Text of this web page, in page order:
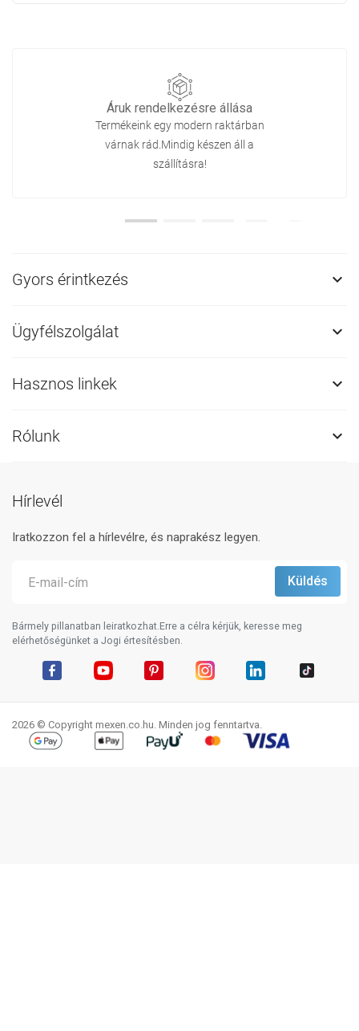
Áruk rendelkezésre állása
Termékeink egy modern raktárban
várnak rád.Mindig készen áll a
szállításra!
Gyors érintkezés 
Ügyfélszolgálat 
Hasznos linkek 
Rólunk 
Hírlevél
Iratkozzon fel a hírlevélre, és naprakész legyen.
Bármely pillanatban leiratkozhat.Erre a célra kérjük, keresse meg
elérhetőségünket a Jogi értesítésben.
2026 © Copyright mexen.co.hu. Minden jog fenntartva.